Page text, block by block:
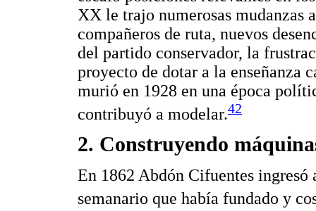
XX le trajo numerosas mudanzas
compañeros de ruta, nuevos
del partido conservador, la
proyecto de dotar a la enseñanza
murió en 1928 en una época
contribuyó a modelar.42
2. Construyendo
En 1862 Abdón Cifuentes
semanario que había fundado y